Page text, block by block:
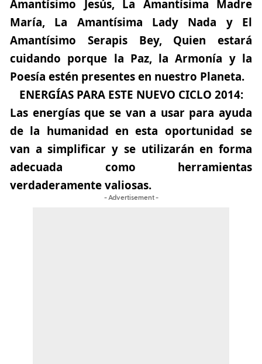
Amantísimo Jesús, La Amantísima Madre
María, La Amantísima Lady Nada y El
Amantísimo Serapis Bey, Quien estará
cuidando porque la Paz, la Armonía y la
Poesía estén presentes en nuestro Planeta.
ENERGÍAS PARA ESTE NUEVO CICLO 2014:
Las energías que se van a usar para ayuda
de la humanidad en esta oportunidad se
van a simplificar y se utilizarán en forma
adecuada como herramientas
verdaderamente valiosas.
- Advertisement -